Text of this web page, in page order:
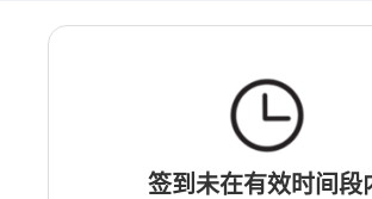
签到未在有效时间段